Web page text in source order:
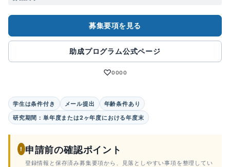
募集要項を見る
助成プログラム公式ページ
♡0000
学生は条件付き メール提出
年齢条件あり
研究期間：単年度または2ヶ年度における年度末
! 申請前の確認ポイント
登録情報と保存済み募集要項から、見落としやすい事項を整理してい